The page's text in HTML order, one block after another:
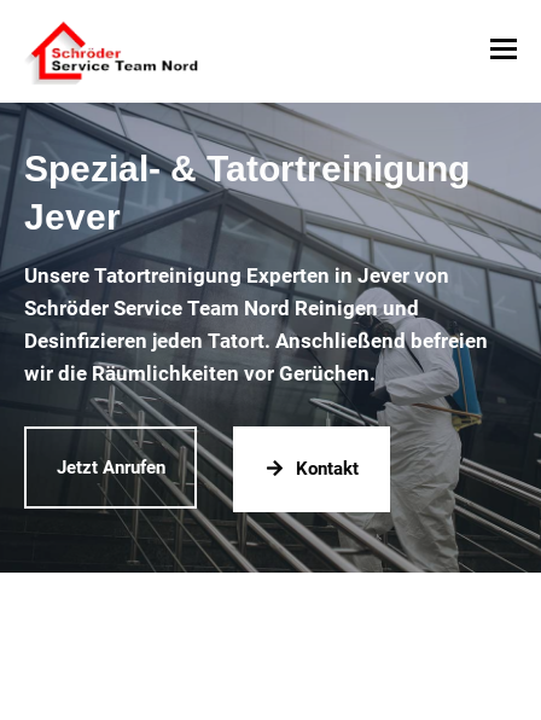
Spezial- & Tatortreinigung
Jever
Unsere Tatortreinigung Experten in Jever von
Schröder Service Team Nord Reinigen und
Desinfizieren jeden Tatort. Anschließend befreien
wir die Räumlichkeiten vor Gerüchen.
Jetzt Anrufen Kontakt